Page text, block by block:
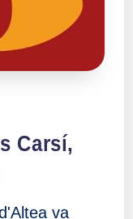
Carsí,
va